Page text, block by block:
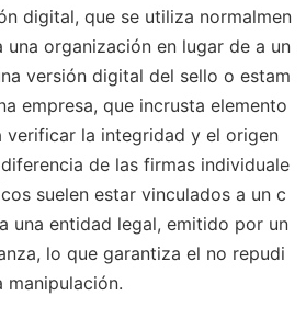
digital, que se utiliza normalmen
organización en lugar de a un
versión digital del sello o estam
empresa, que incrusta elemento
la integridad y el origen
de las firmas individuale
suelen estar vinculados a un c
una entidad legal, emitido por un
lo que garantiza el no repudi
manipulación.